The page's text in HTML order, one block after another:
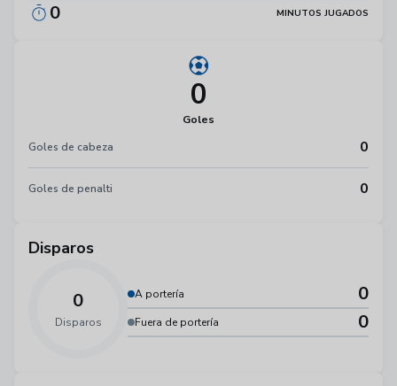
0 MINUTOS JUGADOS
0
Goles
Goles de cabeza
0
Goles de penalti 0
Disparos
0
Disparos
A portería 0
Fuera de portería 0